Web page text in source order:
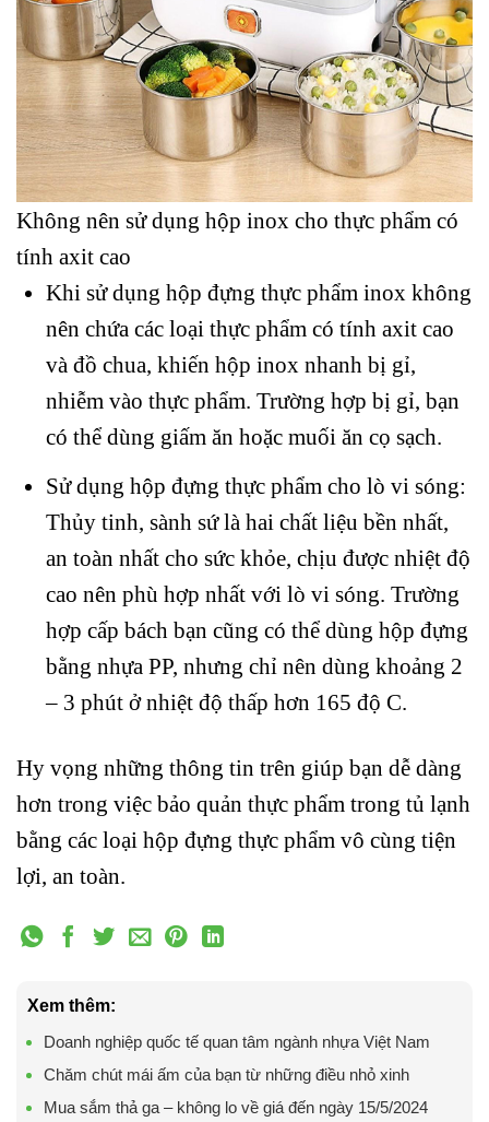
Không nên sử dụng hộp inox cho thực phẩm có
tính axit cao
Khi sử dụng hộp đựng thực phẩm inox không
nên chứa các loại thực phẩm có tính axit cao
và đồ chua, khiến hộp inox nhanh bị gỉ,
nhiễm vào thực phẩm. Trường hợp bị gỉ, bạn
có thể dùng giấm ăn hoặc muối ăn cọ sạch.
Sử dụng hộp đựng thực phẩm cho lò vi sóng:
Thủy tinh, sành sứ là hai chất liệu bền nhất,
an toàn nhất cho sức khỏe, chịu được nhiệt độ
cao nên phù hợp nhất với lò vi sóng. Trường
hợp cấp bách bạn cũng có thể dùng hộp đựng
bằng nhựa PP, nhưng chỉ nên dùng khoảng 2
– 3 phút ở nhiệt độ thấp hơn 165 độ C.
Hy vọng những thông tin trên giúp bạn dễ dàng
hơn trong việc bảo quản thực phẩm trong tủ lạnh
bằng các loại hộp đựng thực phẩm vô cùng tiện
lợi, an toàn.
Xem thêm:
Doanh nghiệp quốc tế quan tâm ngành nhựa Việt Nam
Chăm chút mái ấm của bạn từ những điều nhỏ xinh
Mua sắm thả ga – không lo về giá đến ngày 15/5/2024